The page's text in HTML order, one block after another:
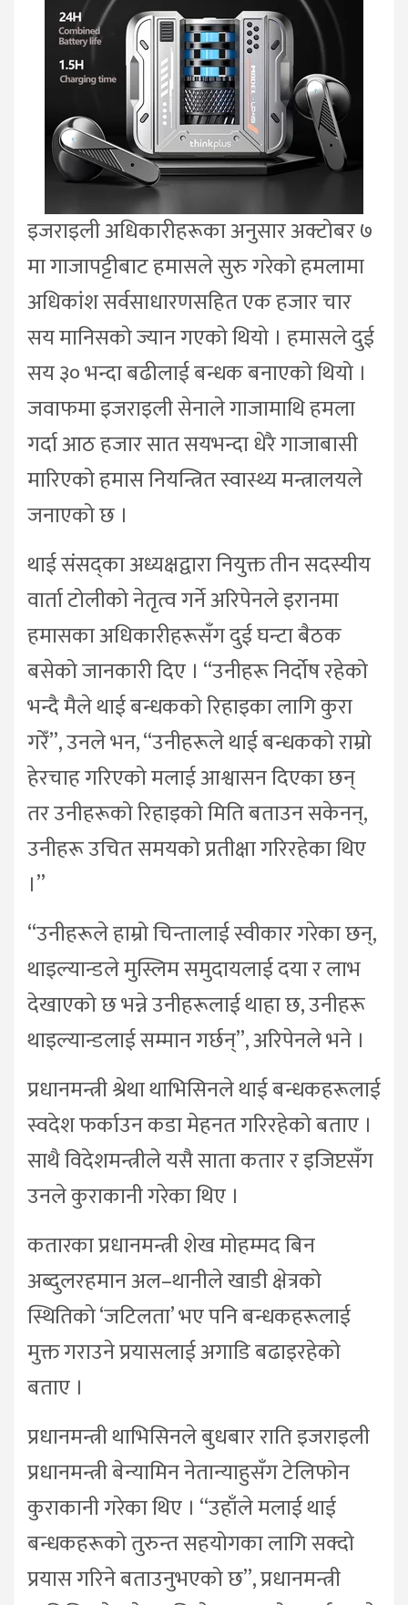
इजराइली अधिकारीहरूका अनुसार अक्टोबर ७
मा गाजापट्टीबाट हमासले सुरु गरेको हमलामा
अधिकांश सर्वसाधारणसहित एक हजार चार
सय मानिसको ज्यान गएको थियो । हमासले दुई
सय ३० भन्दा बढीलाई बन्धक बनाएको थियो ।
जवाफमा इजराइली सेनाले गाजामाथि हमला
गर्दा आठ हजार सात सयभन्दा धेरै गाजाबासी
मारिएको हमास नियन्त्रित स्वास्थ्य मन्त्रालयले
जनाएको छ ।
थाई संसद्का अध्यक्षद्वारा नियुक्त तीन सदस्यीय
वार्ता टोलीको नेतृत्व गर्ने अरिपेनले इरानमा
हमासका अधिकारीहरूसँग दुई घन्टा बैठक
बसेको जानकारी दिए । “उनीहरू निर्दोष रहेको
भन्दै मैले थाई बन्धकको रिहाइका लागि कुरा
गरेँ”, उनले भन, “उनीहरूले थाई बन्धकको राम्रो
हेरचाह गरिएको मलाई आश्वासन दिएका छन्
तर उनीहरूको रिहाइको मिति बताउन सकेनन्,
उनीहरू उचित समयको प्रतीक्षा गरिरहेका थिए
।”
“उनीहरूले हाम्रो चिन्तालाई स्वीकार गरेका छन्,
थाइल्यान्डले मुस्लिम समुदायलाई दया र लाभ
देखाएको छ भन्ने उनीहरूलाई थाहा छ, उनीहरू
थाइल्यान्डलाई सम्मान गर्छन्”, अरिपेनले भने ।
प्रधानमन्त्री श्रेथा थाभिसिनले थाई बन्धकहरूलाई
स्वदेश फर्काउन कडा मेहनत गरिरहेको बताए ।
साथै विदेशमन्त्रीले यसै साता कतार र इजिप्टसँग
उनले कुराकानी गरेका थिए ।
कतारका प्रधानमन्त्री शेख मोहम्मद बिन
अब्दुलरहमान अल–थानीले खाडी क्षेत्रको
स्थितिको ‘जटिलता’ भए पनि बन्धकहरूलाई
मुक्त गराउने प्रयासलाई अगाडि बढाइरहेको
बताए ।
प्रधानमन्त्री थाभिसिनले बुधबार राति इजराइली
प्रधानमन्त्री बेन्यामिन नेतान्याहुसँग टेलिफोन
कुराकानी गरेका थिए । “उहाँले मलाई थाई
बन्धकहरूको तुरुन्त सहयोगका लागि सक्दो
प्रयास गरिने बताउनुभएको छ”, प्रधानमन्त्री